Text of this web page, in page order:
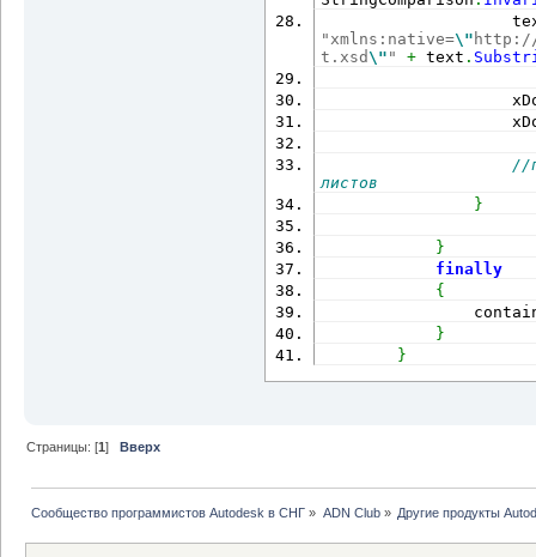
"xmlns:native=\" http://
t.xsd\" " + text .
//
листов
}
}
finally
{
}
}
Страницы: [1]Вверх
Сообщество программистов Autodesk в СНГ » ADN Club» Другие продукты